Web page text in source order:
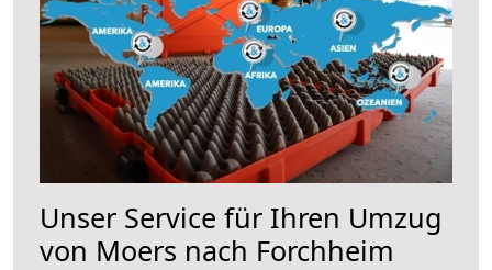
Unser Service für Ihren Umzug
von Moers nach Forchheim